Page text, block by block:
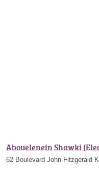
Abouelenein Shawki
62 Boulevard John Fitzgerald